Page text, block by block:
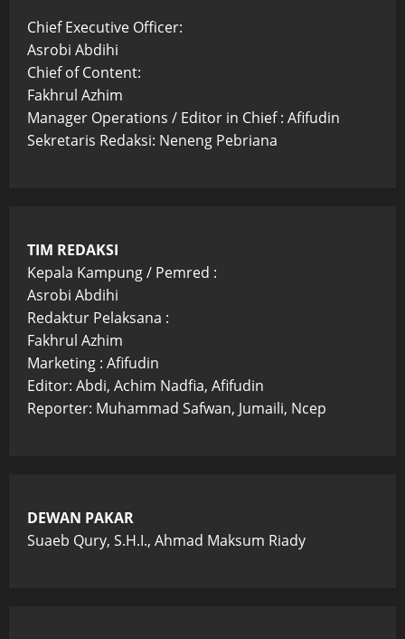
Chief Executive Officer:
Asrobi Abdihi
Chief of Content:
Fakhrul Azhim
Manager Operations / Editor in Chief : Afifudin
Sekretaris Redaksi: Neneng Pebriana
TIM REDAKSI
Kepala Kampung / Pemred :
Asrobi Abdihi
Redaktur Pelaksana :
Fakhrul Azhim
Marketing : Afifudin
Editor: Abdi, Achim Nadfia, Afifudin
Reporter: Muhammad Safwan, Jumaili, Ncep
DEWAN PAKAR
Suaeb Qury, S.H.I., Ahmad Maksum Riady